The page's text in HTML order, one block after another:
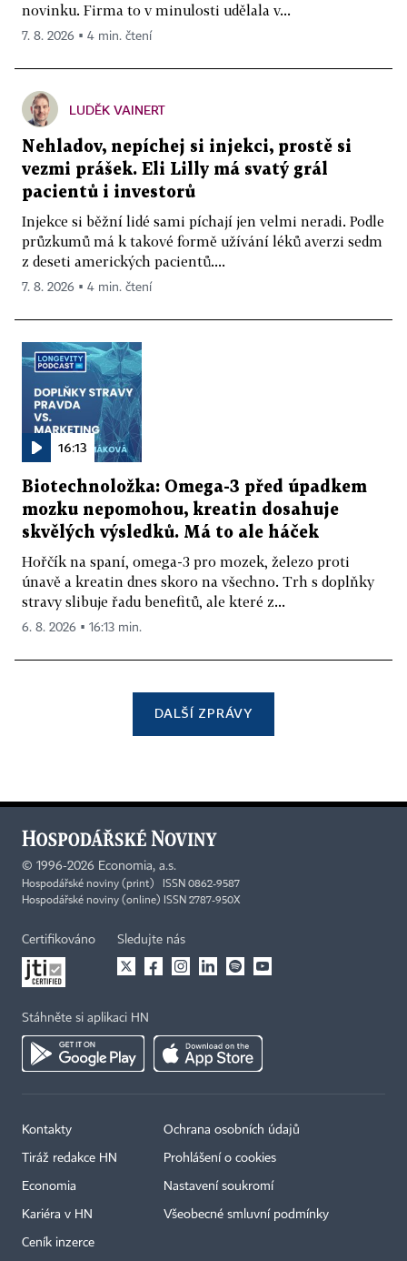
novinku. Firma to v minulosti udělala v...
7. 8. 2026 ▪ 4 min. čtení
LUDĚK VAINERT
Nehladov, nepíchej si injekci, prostě si
vezmi prášek. Eli Lilly má svatý grál
pacientů i investorů
Injekce si běžní lidé sami píchají jen velmi neradi. Podle
průzkumů má k takové formě užívání léků averzi sedm
z deseti amerických pacientů....
7. 8. 2026 ▪ 4 min. čtení
16:13
Biotechnoložka: Omega-3 před úpadkem
mozku nepomohou, kreatin dosahuje
skvělých výsledků. Má to ale háček
Hořčík na spaní, omega-3 pro mozek, železo proti
únavě a kreatin dnes skoro na všechno. Trh s doplňky
stravy slibuje řadu benefitů, ale které z...
6. 8. 2026 ▪ 16:13 min.
DALŠÍ ZPRÁVY
© 1996-2026 Economia, a.s.
Hospodářské noviny (print) ISSN 0862-9587
Hospodářské noviny (online) ISSN 2787-950X
Certifikováno Sledujte nás
Stáhněte si aplikaci HN
Kontakty
Tiráž redakce HN
Economia
Kariéra v HN
Ceník inzerce
Ochrana osobních údajů
Prohlášení o cookies
Nastavení soukromí
Všeobecné smluvní podmínky